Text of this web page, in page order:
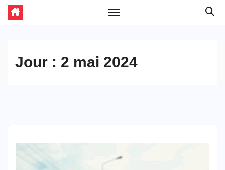
Jour : 2 mai 2024